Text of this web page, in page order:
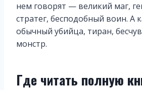
нем говорят — великий маг,
стратег, бесподобный воин. А
обычный убийца, тиран,
монстр.
Где читать полную